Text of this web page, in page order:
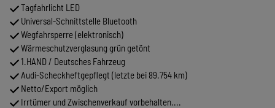
Tagfahrlicht LED
Universal-Schnittstelle Bluetooth
Wegfahrsperre (elektronisch)
Wärmeschutzverglasung grün getönt
1.HAND / Deutsches Fahrzeug
Audi-Scheckheftgepflegt (letzte bei 89.754 km)
Netto/Export möglich
Irrtümer und Zwischenverkauf vorbehalten....